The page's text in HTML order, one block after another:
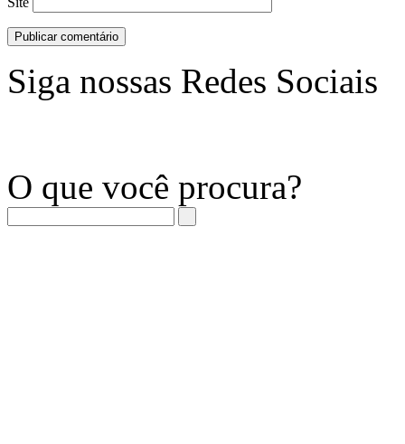
Siga nossas Redes Sociais
O que você procura?